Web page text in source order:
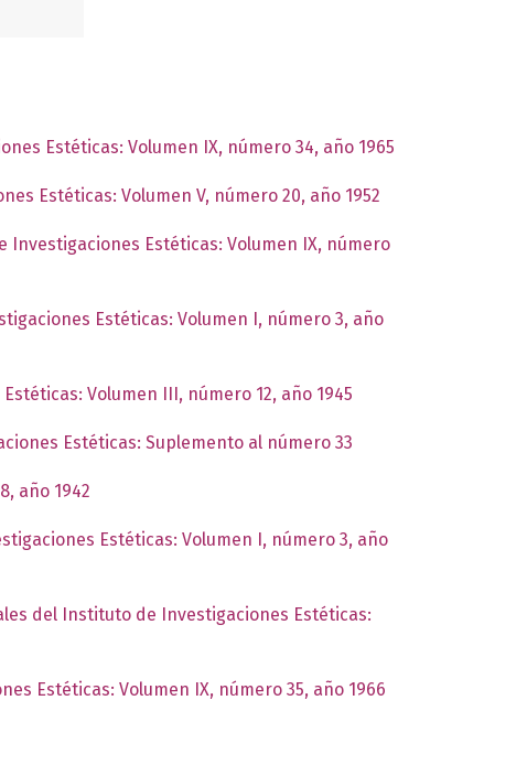
Estéticas: Volumen IX, número 34, año 1965
Estéticas: Volumen V, número 20, año 1952
Investigaciones Estéticas: Volumen IX, número
Estéticas: Volumen I, número 3, año
Volumen III, número 12, año 1945
Estéticas: Suplemento al número 33
año 1942
Estéticas: Volumen I, número 3, año
del Instituto de Investigaciones Estéticas:
Estéticas: Volumen IX, número 35, año 1966